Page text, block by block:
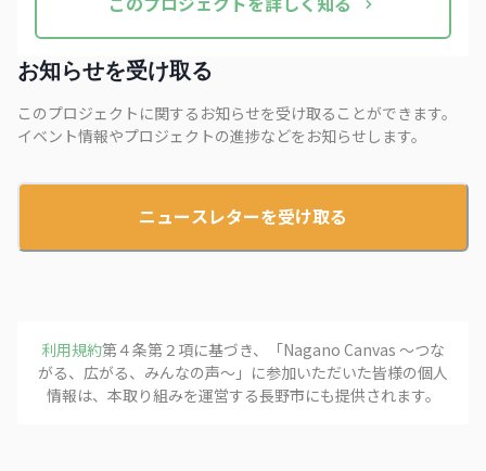
お知らせを受け取る
このプロジェクトに関するお知らせを受け取ることができます。
イベント情報やプロジェクトの進捗などをお知らせします。
ニュースレターを受け取る
利用規約第４条第２項に基づき、「Nagano Canvas 〜つな
がる、広がる、みんなの声〜 」に参加いただいた皆様の個人
情報は、本取り組みを運営する長野市にも提供されます。